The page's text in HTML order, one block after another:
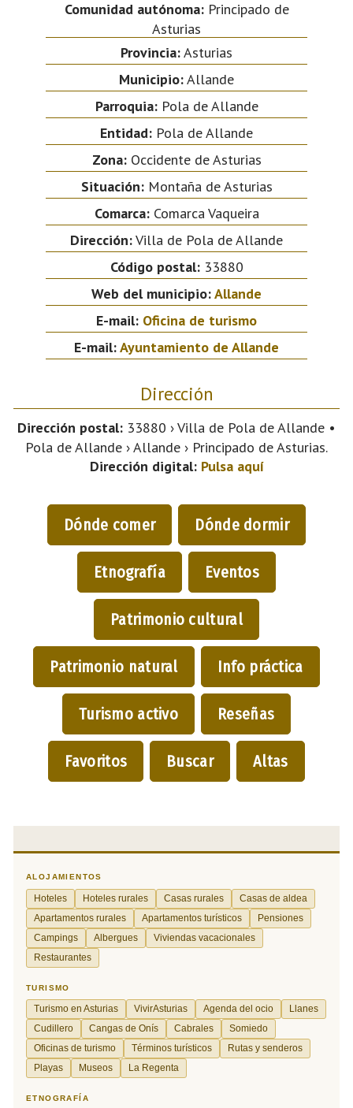
Comunidad autónoma:Principado de
Asturias
Provincia:Asturias
Municipio:Allande
Parroquia:Pola de Allande
Entidad: Pola de Allande
Zona:Occidente de Asturias
Situación:Montaña de Asturias
Comarca:Comarca Vaqueira
Dirección:Villa de Pola de Allande
Código postal:33880
Web del municipio:Allande
E-mail: Oficina de turismo
E-mail:Ayuntamiento de Allande
Dirección
Dirección postal: 33880 › Villa de Pola de Allande •
Pola de Allande › Allande › Principado de Asturias.
Dirección digital: Pulsa aquí
Dónde comer Dónde dormir
Etnografía Eventos
Patrimonio cultural
Patrimonio natural Info práctica
Turismo activo Reseñas
Favoritos Buscar Altas